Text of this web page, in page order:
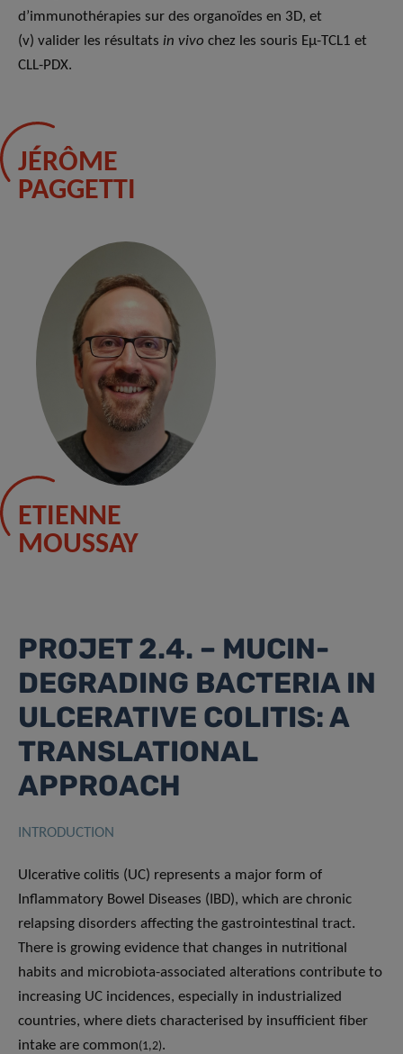
d’immunothérapies sur des organoïdes en 3D, et
(v) valider les résultats in vivo chez les souris Eµ-TCL1 et
CLL-PDX.
JÉRÔME
PAGGETTI
ETIENNE
MOUSSAY
PROJET 2.4. – MUCIN-
DEGRADING BACTERIA IN
ULCERATIVE COLITIS: A
TRANSLATIONAL
APPROACH
INTRODUCTION
Ulcerative colitis (UC) represents a major form of
Inflammatory Bowel Diseases (IBD), which are chronic
relapsing disorders affecting the gastrointestinal tract.
There is growing evidence that changes in nutritional
habits and microbiota-associated alterations contribute to
increasing UC incidences, especially in industrialized
countries, where diets characterised by insufficient fiber
intake are common(1,2).